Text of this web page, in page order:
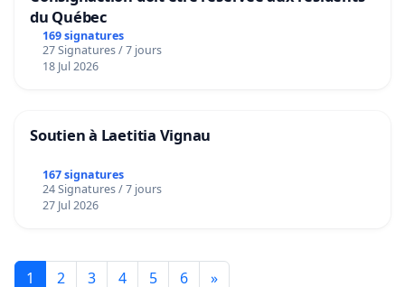
du Québec
169 signatures
27 Signatures / 7 jours
18 Jul 2026
Soutien à Laetitia Vignau
167 signatures
24 Signatures / 7 jours
27 Jul 2026
1 2 3 4 5 6 »